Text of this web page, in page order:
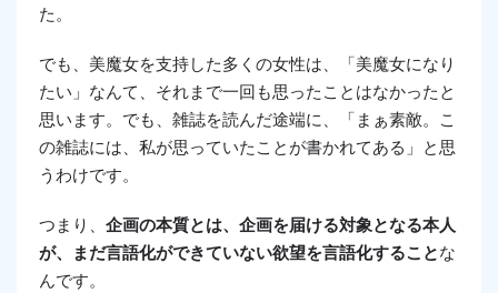
た。
でも、美魔女を支持した多くの女性は、「美魔女になり
たい」なんて、それまで一回も思ったことはなかったと
思います。でも、雑誌を読んだ途端に、「まぁ素敵。こ
の雑誌には、私が思っていたことが書かれてある」と思
うわけです。
つまり、 企画の本質とは、企画を届ける対象となる本人
が、まだ言語化ができていない欲望を言語化することな
んです。